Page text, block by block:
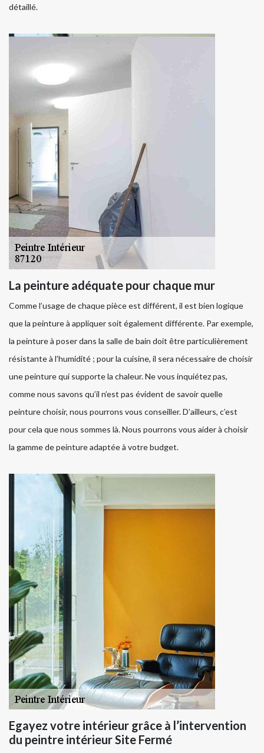
détaillé.
La peinture adéquate pour chaque mur
Comme l’usage de chaque pièce est différent, il est bien logique
que la peinture à appliquer soit également différente. Par exemple,
la peinture à poser dans la salle de bain doit être particulièrement
résistante à l’humidité ; pour la cuisine, il sera nécessaire de choisir
une peinture qui supporte la chaleur. Ne vous inquiétez pas,
comme nous savons qu’il n’est pas évident de savoir quelle
peinture choisir, nous pourrons vous conseiller. D’ailleurs, c’est
pour cela que nous sommes là. Nous pourrons vous aider à choisir
la gamme de peinture adaptée à votre budget.
Egayez votre intérieur grâce à l’intervention
du peintre intérieur Site Fermé